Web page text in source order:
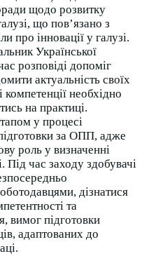
щодо розвитку
що пов’язано з
про інновації у галузі.
Української
розповіді допоміг
актуальність своїх
компетенції необхідно
на практиці.
у процесі
за ОПП, адже
роль у визначенні
Під час заходу здобувачі
дізнатися
та
вимог підготовки
адаптованих до